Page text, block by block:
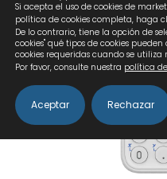
Si acepta el uso de cookies de
política de cookies completa, haga
De lo contrario, tiene la opción de
cookies" qué tipos de cookies
cookies requeridas cuando se utiliza
Por favor, consulte nuestra política
Aceptar Rechazar